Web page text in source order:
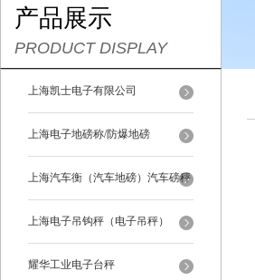
产品展示
PRODUCT DISPLAY
上海凯士电子有限公司
上海电子地磅称/防爆地磅
上海汽车衡（汽车地磅）汽车磅秤
上海电子吊钩秤（电子吊秤）
耀华工业电子台秤